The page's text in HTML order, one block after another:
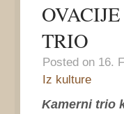
TRIO
Posted on 16.
Iz kulture
Kamerni trio